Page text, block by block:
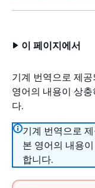
이 페이지에서
기계 번역으로 제
영어의 내용이 상
다.
기계 번역으로
본 영어의 내용
합니다.